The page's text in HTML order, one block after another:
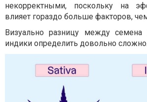
некорректными, поскольку на
влияет гораздо больше факторов,
Визуально разницу между
индики определить довольно сложно.